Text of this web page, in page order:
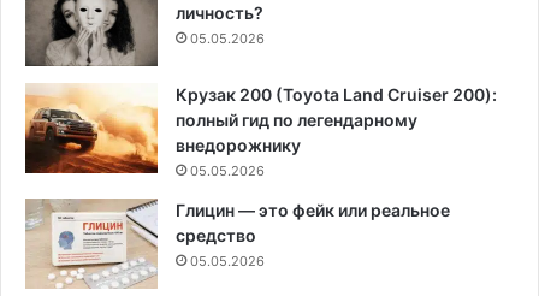
личность?
05.05.2026
Крузак 200 (Toyota Land Cruiser 200):
полный гид по легендарному
внедорожнику
05.05.2026
Глицин — это фейк или реальное
средство
05.05.2026